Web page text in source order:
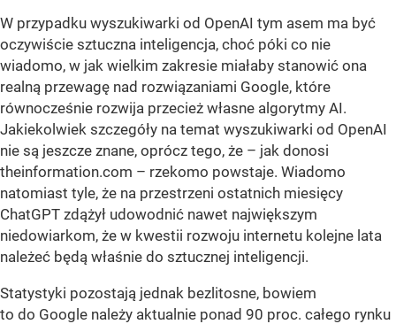
W przypadku wyszukiwarki od OpenAI tym asem ma być
oczywiście sztuczna inteligencja, choć póki co nie
wiadomo, w jak wielkim zakresie miałaby stanowić ona
realną przewagę nad rozwiązaniami Google, które
równocześnie rozwija przecież własne algorytmy AI.
Jakiekolwiek szczegóły na temat wyszukiwarki od OpenAI
nie są jeszcze znane, oprócz tego, że – jak donosi
theinformation.com – rzekomo powstaje. Wiadomo
natomiast tyle, że na przestrzeni ostatnich miesięcy
ChatGPT zdążył udowodnić nawet największym
niedowiarkom, że w kwestii rozwoju internetu kolejne lata
należeć będą właśnie do sztucznej inteligencji.
Statystyki pozostają jednak bezlitosne, bowiem
to do Google należy aktualnie ponad 90 proc. całego rynku